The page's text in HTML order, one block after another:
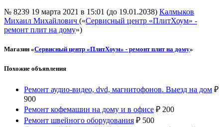
№ 8239 19 марта 2021 в 15:01 (до 19.01.2038) Калмыков
Михаил Михайлович («Сервисный центр «ПлитХоум» -
ремонт плит на дому»)
Магазин «Сервисный центр «ПлитХоум» - ремонт плит на дому»
Похожие объявления
Ремонт аудио-видео, dvd, магнитофонов. Выезд на дом ₽
900
Ремонт кофемашин на дому и в офисе ₽ 200
Ремонт швейного оборудования ₽ 500